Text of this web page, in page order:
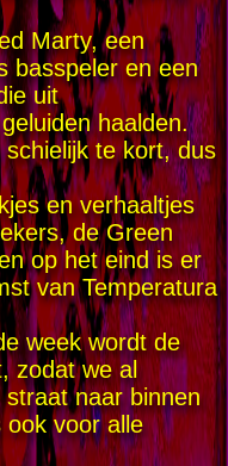
Marty, een
basspeler en een
uit
haalden.
te kort, dus
en verhaaltjes
de Green
op het eind is er
van Temperatura
week wordt de
zodat we al
naar binnen
ook voor alle